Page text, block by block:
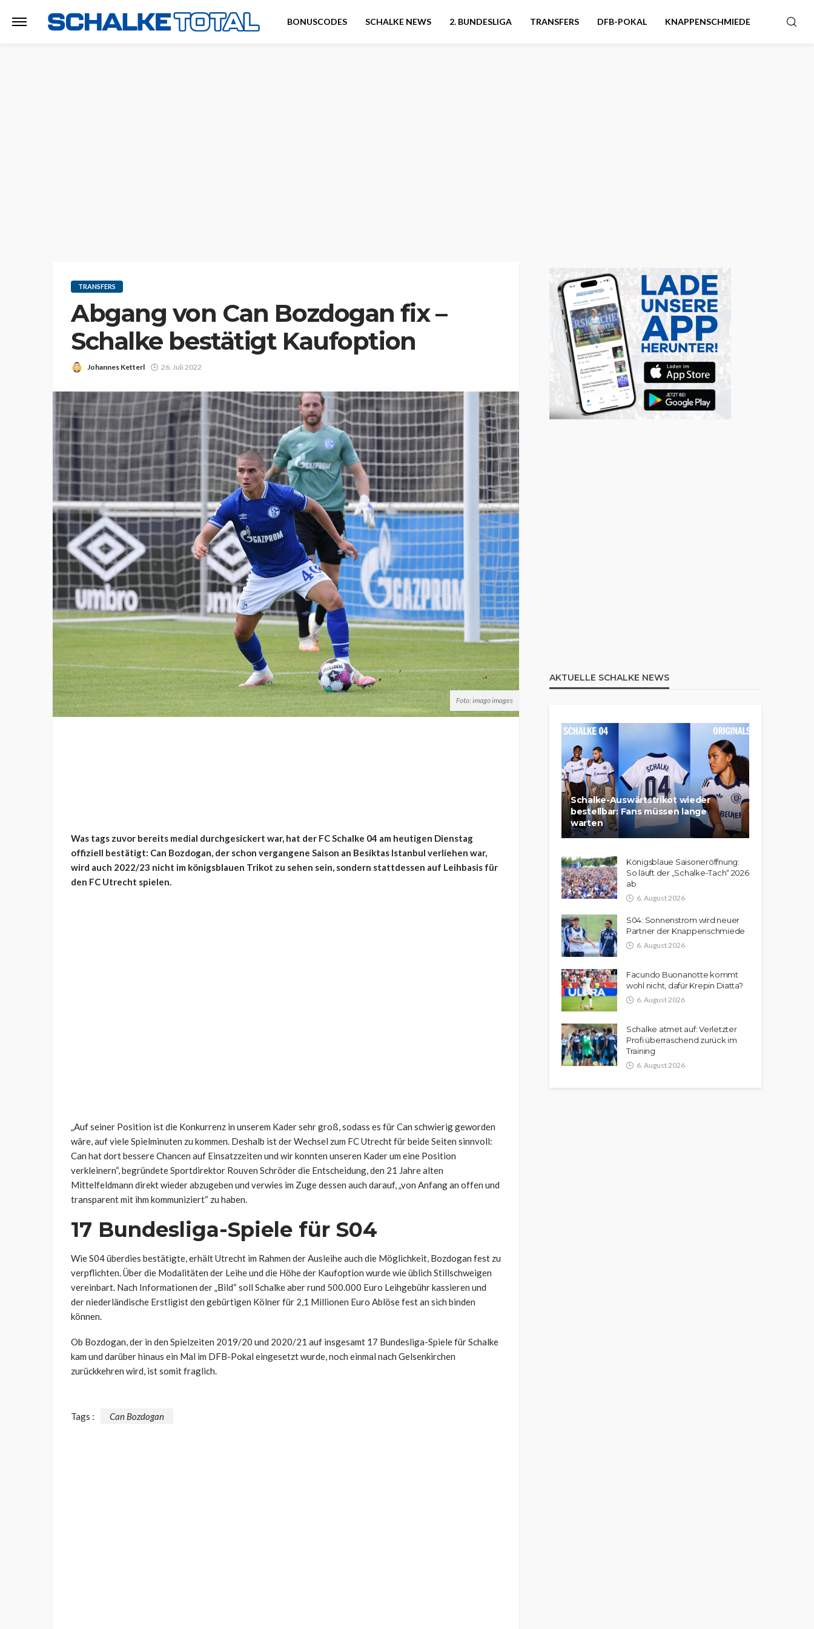
BONUSCODES SCHALKE NEWS 2. BUNDESLIGA TRANSFERS DFB-POKAL KNAPPENSCHMIEDE
TRANSFERS
Abgang von Can Bozdogan fix –
Schalke bestätigt Kaufoption
Johannes Ketterl 26. Juli 2022
Foto: imago images
Was tags zuvor bereits medial durchgesickert war, hat der FC Schalke 04 am heutigen Dienstag
offiziell bestätigt: Can Bozdogan, der schon vergangene Saison an Besiktas Istanbul verliehen war,
wird auch 2022/23 nicht im königsblauen Trikot zu sehen sein, sondern stattdessen auf Leihbasis für
den FC Utrecht spielen.
„Auf seiner Position ist die Konkurrenz in unserem Kader sehr groß, sodass es für Can schwierig geworden
wäre, auf viele Spielminuten zu kommen. Deshalb ist der Wechsel zum FC Utrecht für beide Seiten sinnvoll:
Can hat dort bessere Chancen auf Einsatzzeiten und wir konnten unseren Kader um eine Position
verkleinern“, begründete Sportdirektor Rouven Schröder die Entscheidung, den 21 Jahre alten
Mittelfeldmann direkt wieder abzugeben und verwies im Zuge dessen auch darauf, „von Anfang an offen und
transparent mit ihm kommuniziert“ zu haben.
17 Bundesliga-Spiele für S04
Wie S04 überdies bestätigte, erhält Utrecht im Rahmen der Ausleihe auch die Möglichkeit, Bozdogan fest zu
verpflichten. Über die Modalitäten der Leihe und die Höhe der Kaufoption wurde wie üblich Stillschweigen
vereinbart. Nach Informationen der „Bild“ soll Schalke aber rund 500.000 Euro Leihgebühr kassieren und
der niederländische Erstligist den gebürtigen Kölner für 2,1 Millionen Euro Ablöse fest an sich binden
können.
Ob Bozdogan, der in den Spielzeiten 2019/20 und 2020/21 auf insgesamt 17 Bundesliga-Spiele für Schalke
kam und darüber hinaus ein Mal im DFB-Pokal eingesetzt wurde, noch einmal nach Gelsenkirchen
zurückkehren wird, ist somit fraglich.
Tags : Can Bozdogan
AKTUELLE SCHALKE NEWS
Schalke-Auswärtstrikot wieder
bestellbar: Fans müssen lange
warten
Königsblaue Saisoneröffnung:
So läuft der „Schalke-Tach“ 2026
ab
6. August 2026
S04: Sonnenstrom wird neuer
Partner der Knappenschmiede
6. August 2026
Facundo Buonanotte kommt
wohl nicht, dafür Krepin Diatta?
6. August 2026
Schalke atmet auf: Verletzter
Profi überraschend zurück im
Training
6. August 2026